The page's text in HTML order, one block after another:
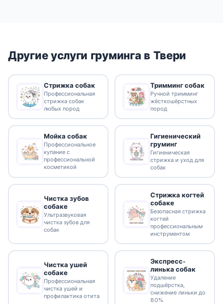
Другие услуги груминга в Твери
Стрижка собак
Профессиональная
стрижка собак
любых пород
Тримминг собак
Ручной тримминг
жёсткошёрстных
пород
Мойка собак
Профессиональное
купание с
профессиональной
косметикой
Гигиенический
груминг
Гигиеническая
стрижка и уход для
собак
Чистка зубов
собаке
Ультразвуковая
чистка зубов для
собак
Стрижка когтей
собаке
Безопасная стрижка
когтей
профессиональным
инструментом
Чистка ушей
собаке
Профессиональная
чистка ушей и
профилактика отита
Экспресс-
линька собак
Удаление
подшёрстка,
снижение линьки до
80%